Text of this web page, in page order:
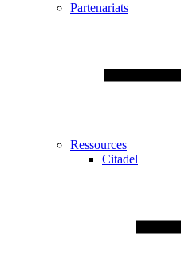
Partenariats
Ressources
Citadel